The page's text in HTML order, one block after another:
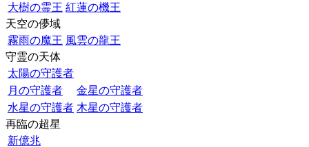
大樹の霊王 紅蓮の機王
天空の儚域
霧雨の魔王 風雲の龍王
守霊の天体
太陽の守護者
月の守護者
金星の守護者
水星の守護者 木星の守護者
再臨の超星
新億兆